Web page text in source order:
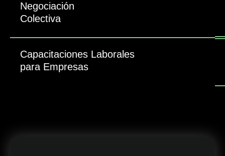
Negociación
Colectiva
Capacitaciones Laborales
para Empresas